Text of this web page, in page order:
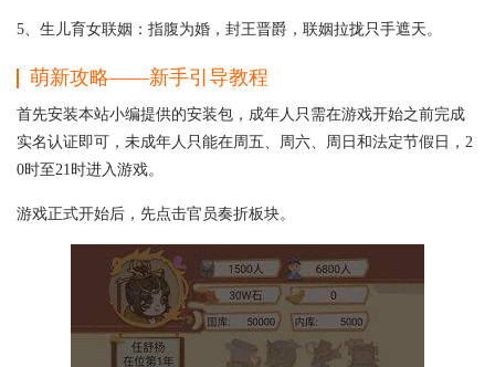
5、生儿育女联姻：指腹为婚，封王晋爵，联姻拉拢只手遮天。
萌新攻略——新手引导教程
首先安装本站小编提供的安装包，成年人只需在游戏开始之前完成
实名认证即可，未成年人只能在周五、周六、周日和法定节假日，2
0时至21时进入游戏。
游戏正式开始后，先点击官员奏折板块。